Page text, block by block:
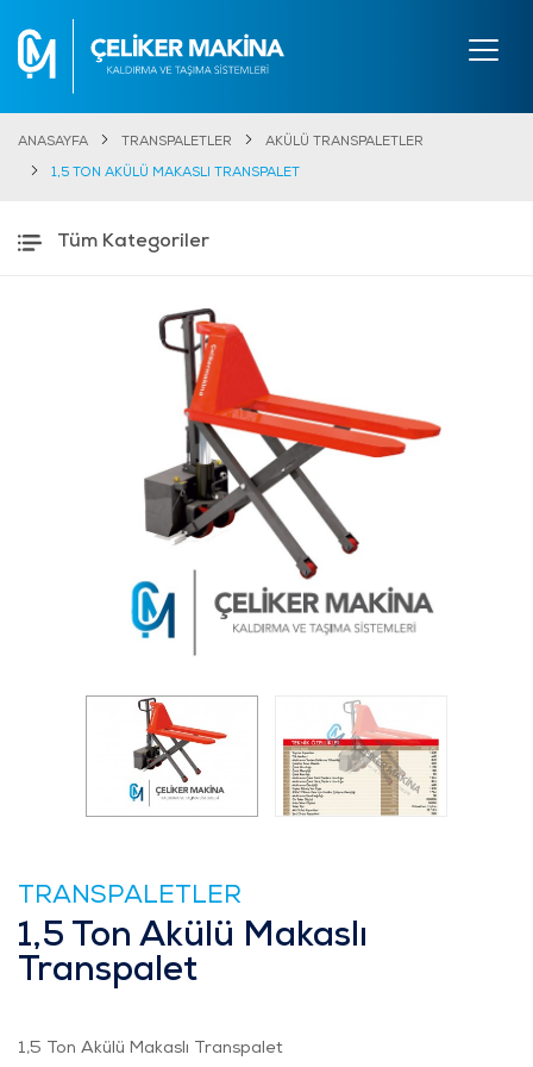
ANASAYFA TRANSPALETLER AKÜLÜ TRANSPALETLER
1,5 TON AKÜLÜ MAKASLI TRANSPALET
Tüm Kategoriler
TRANSPALETLER
1,5 Ton Akülü Makaslı
Transpalet
1,5 Ton Akülü Makaslı Transpalet